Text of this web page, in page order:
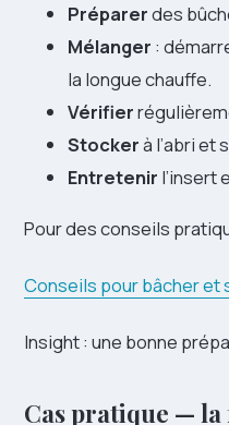
Préparerdes
Mélanger :
la longue chauffe.
Vérifier
Stockerà l’abri et
Entretenir l’insert
Pour des conseils
Conseils pour bâcher et
Insight : une bonne
Cas pratique —